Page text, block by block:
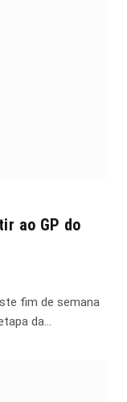
ao GP do
fim de semana
da…